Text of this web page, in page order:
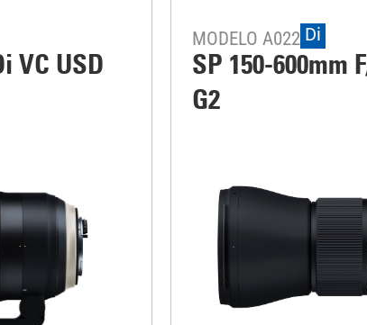
VC USD
MODELO A022 Di
SP 150-600mm
G2